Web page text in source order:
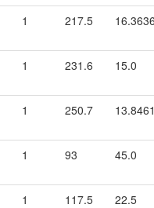
1 217.5
1 231.6 15.0
1 250.7
1 93 45.0
1 117.5 22.5